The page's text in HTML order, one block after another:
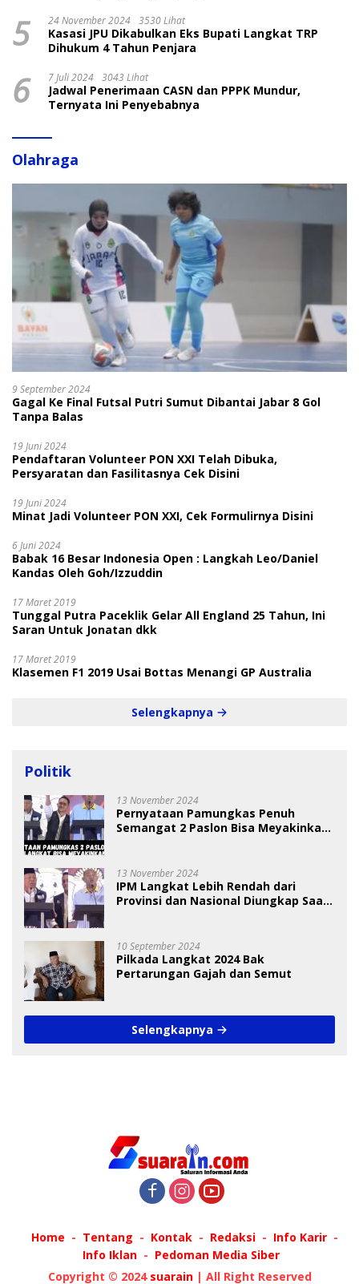
5 24 November 2024 3530 Lihat
Kasasi JPU Dikabulkan Eks Bupati Langkat TRP
Dihukum 4 Tahun Penjara
6 7 Juli 2024 3043 Lihat
Jadwal Penerimaan CASN dan PPPK Mundur,
Ternyata Ini Penyebabnya
Olahraga
9 September 2024
Gagal Ke Final Futsal Putri Sumut Dibantai Jabar 8 Gol
Tanpa Balas
19 Juni 2024
Pendaftaran Volunteer PON XXI Telah Dibuka,
Persyaratan dan Fasilitasnya Cek Disini
19 Juni 2024
Minat Jadi Volunteer PON XXI, Cek Formulirnya Disini
6 Juni 2024
Babak 16 Besar Indonesia Open : Langkah Leo/Daniel
Kandas Oleh Goh/Izzuddin
17 Maret 2019
Tunggal Putra Paceklik Gelar All England 25 Tahun, Ini
Saran Untuk Jonatan dkk
17 Maret 2019
Klasemen F1 2019 Usai Bottas Menangi GP Australia
Selengkapnya
Politik
13 November 2024
Pernyataan Pamungkas Penuh
Semangat 2 Paslon Bisa Meyakinkan
13 November 2024
IPM Langkat Lebih Rendah dari
Provinsi dan Nasional Diungkap Saat
10 September 2024
Pilkada Langkat 2024 Bak
Pertarungan Gajah dan Semut
Selengkapnya
Home Tentang Kontak Redaksi
Info Karir
Info Iklan
Pedoman Media Siber
Copyright © 2024 suarain| All Right Reserved